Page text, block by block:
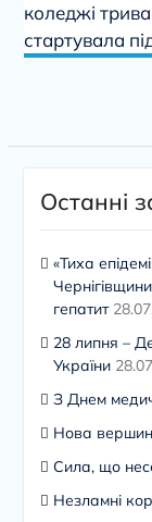
коледжі
стартувала
Останні
«Тиха
гепатит
28 липня –
України
З Днем
Нова
Сила, що
Незламні